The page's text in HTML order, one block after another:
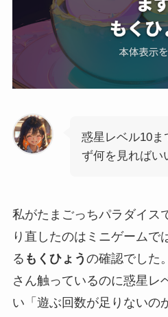
惑星レベル10ま
ず何を見ればい
私がたまごっちパラダイス
り直したのはミニゲームで
る もくひょう の確認でした
さん触っているのに惑星レ
い「遊ぶ回数が足りないの